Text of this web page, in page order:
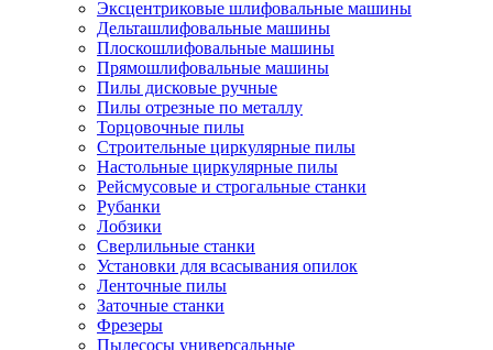
Эксцентриковые шлифовальные машины
Дельташлифовальные машины
Плоскошлифовальные машины
Прямошлифовальные машины
Пилы дисковые ручные
Пилы отрезные по металлу
Торцовочные пилы
Строительные циркулярные пилы
Настольные циркулярные пилы
Рейсмусовые и строгальные станки
Рубанки
Лобзики
Сверлильные станки
Установки для всасывания опилок
Ленточные пилы
Заточные станки
Фрезеры
Пылесосы универсальные